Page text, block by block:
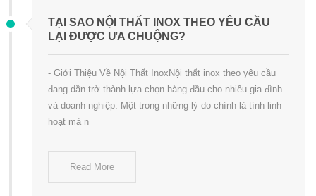
TẠI SAO NỘI THẤT INOX THEO YÊU CẦU
LẠI ĐƯỢC ƯA CHUỘNG?
- Giới Thiệu Về Nội Thất InoxNội thất inox theo yêu cầu
đang dần trở thành lựa chọn hàng đầu cho nhiều gia đình
và doanh nghiệp. Một trong những lý do chính là tính linh
hoạt mà n
Read More